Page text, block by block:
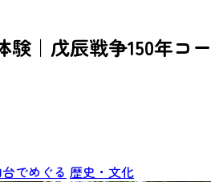
験｜戊辰戦争150年コ
でめぐる 歴史・文化